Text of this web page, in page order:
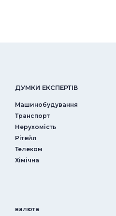
ДУМКИ ЕКСПЕРТIВ
Машинобудування
Транспорт
Нерухомість
Рітейл
Телеком
Хімічна
валюта